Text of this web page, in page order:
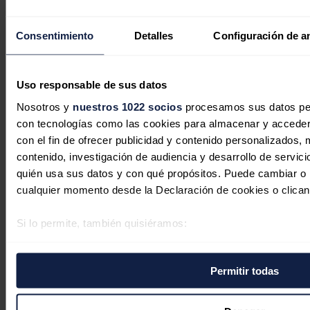
Consentimiento Detalles Configuración de
Uso responsable de sus datos
Nosotros y nuestros 1022 sociosprocesamos sus datos
con tecnologías como las cookies para almacenar y
con el fin de ofrecer publicidad y contenido personalizados,
contenido, investigación de audiencia y desarrollo de
quién usa sus datos y con qué propósitos. Puede cambiar
cualquier momento desde la Declaración de cookies o
Si lo permite, también quisiéramos:
Identificar su dispositivo analizándolo activamente
específicas (huellas digitales)
Permitir todas
José A. Roca 21/07/2026
Venezuela podría aumentar la
producción de petróleo un 17% para